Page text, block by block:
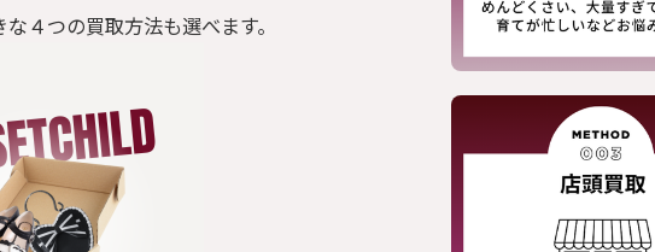
４つの買取方法も選べます。